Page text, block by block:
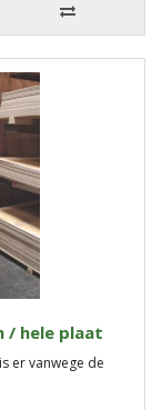
/ hele plaat
er vanwege de